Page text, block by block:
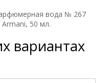
вода № 267
50 мл.
вариантах